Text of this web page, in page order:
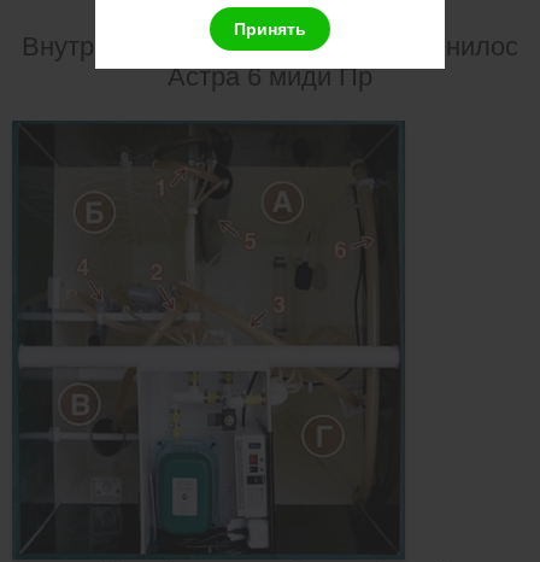
Внутреннее устройство септика Юнилос
Астра 6 миди Пр
Принять